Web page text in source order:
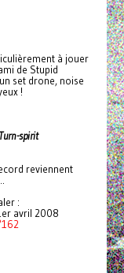
à jouer
de Stupid
set drone, noise
!
spirit
reviennent
:
avril 2008